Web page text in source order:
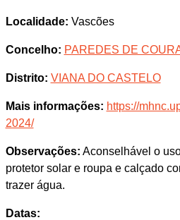
Localidade: Vascões
Concelho: PAREDES DE
Distrito: VIANA DO CASTELO
Mais informações: https://
2024/
Observações: Aconselhável o
protetor solar e roupa e calçado
trazer água.
Datas: